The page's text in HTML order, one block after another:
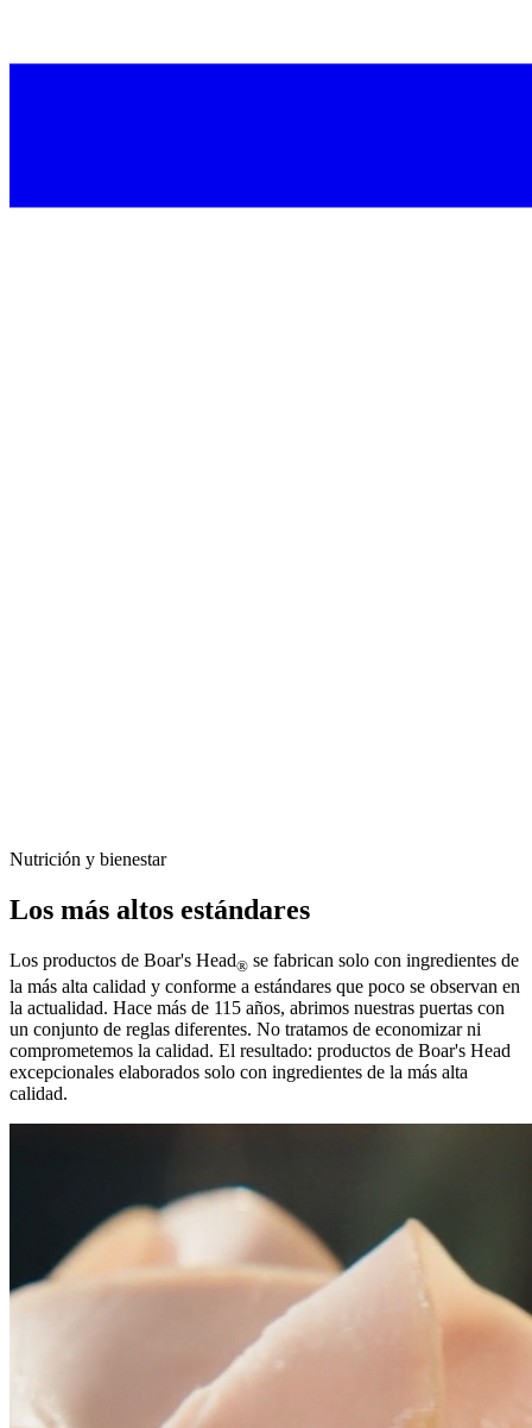
Nutrición y bienestar
Los más altos estándares
Los productos de Boar's Head® se fabrican solo con ingredientes de
la más alta calidad y conforme a estándares que poco se observan en
la actualidad. Hace más de 115 años, abrimos nuestras puertas con
un conjunto de reglas diferentes. No tratamos de economizar ni
comprometemos la calidad. El resultado: productos de Boar's Head
excepcionales elaborados solo con ingredientes de la más alta
calidad.